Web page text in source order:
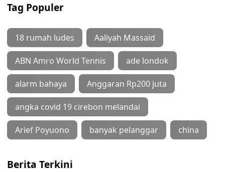
Tag Populer
18 rumah ludes Aaliyah Massaid
ABN Amro World Tennis ade londok
alarm bahaya Anggaran Rp200 juta
angka covid 19 cirebon melandai
Arief Poyuono banyak pelanggar china
Berita Terkini